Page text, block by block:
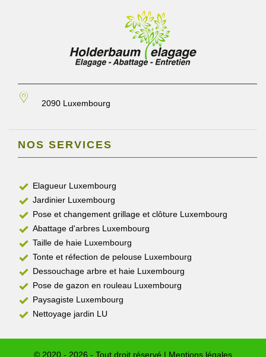
2090 Luxembourg
NOS SERVICES
Elagueur Luxembourg
Jardinier Luxembourg
Pose et changement grillage et clôture Luxembourg
Abattage d'arbres Luxembourg
Taille de haie Luxembourg
Tonte et réfection de pelouse Luxembourg
Dessouchage arbre et haie Luxembourg
Pose de gazon en rouleau Luxembourg
Paysagiste Luxembourg
Nettoyage jardin LU
© 2020 - 2026 - Tout droit réservé | Mentions légales